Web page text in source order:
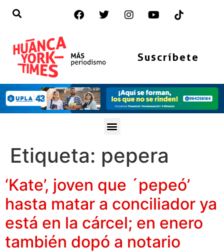
Suscríbete
Etiqueta: pepera
‘Kate’, joven que ´pepeó’
hasta matar a conciliador ya
está en la cárcel; en enero
también dopó a notario